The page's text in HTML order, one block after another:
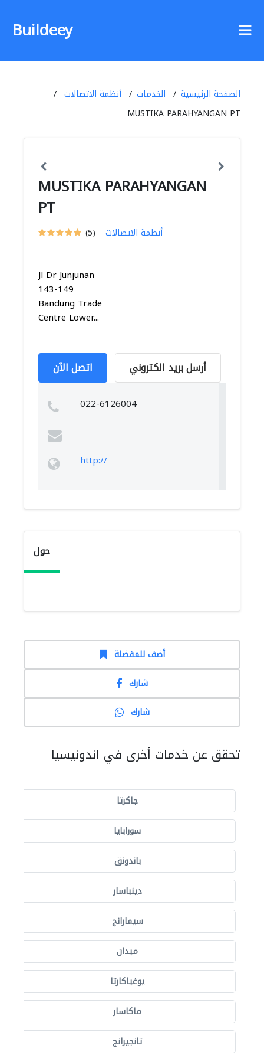
Buildeey
الصفحة الرئيسية الخدمات
أنظمة الاتصالات
MUSTIKA PARAHYANGAN PT
MUSTIKA PARAHYANGAN
PT
(5) أنظمة الاتصالات
Jl Dr Junjunan
143-149
Bandung Trade
Centre Lower...
اتصل الآن أرسل بريد الكتروني
022-6126004
http://
حول
أضف للمفضلة
شارك
شارك
تحقق عن خدمات أخرى في اندونيسيا
جاكرتا
سورابايا
باندونق
دينباسار
سيمارانج
ميدان
يوغياكارتا
ماكاسار
تانجيرانج